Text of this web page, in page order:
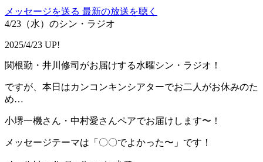
メッセージを送る 最新の放送を聴く
4/23（水）のシン・ラジオ
2025/4/23 UP!
関根勤・井川修司がお届けする水曜シン・ラジオ！
ですが、本日はカンコンキンシアターでお二人がお休みのた
め…
小堺一機さん・中村愛さんペアでお届けします〜！
メッセージテーマは「〇〇でよかった〜」です！